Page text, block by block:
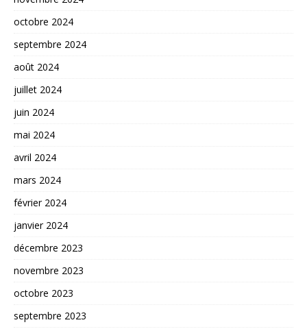
octobre 2024
septembre 2024
août 2024
juillet 2024
juin 2024
mai 2024
avril 2024
mars 2024
février 2024
janvier 2024
décembre 2023
novembre 2023
octobre 2023
septembre 2023